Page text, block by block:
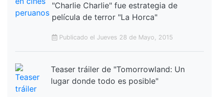
"Charlie Charlie" fue estrategia de
película de terror "La Horca"
Publicado el Jueves 28 de Mayo, 2015
Teaser tráiler de "Tomorrowland: Un
lugar donde todo es posible"